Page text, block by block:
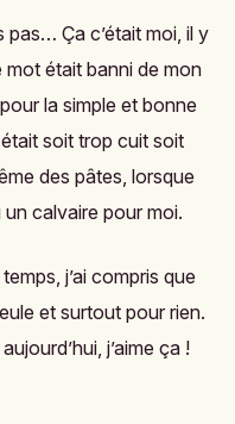
pas… Ça c’était moi, il y
mot était banni de mon
la simple et bonne
soit trop cuit soit
des pâtes, lorsque
un calvaire pour moi.
j’ai compris que
et surtout pour rien.
j’aime ça !